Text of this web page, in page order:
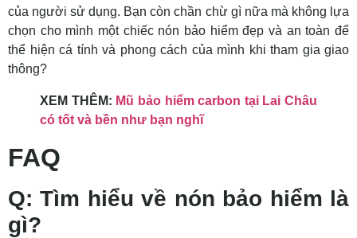
của người sử dụng. Bạn còn chần chừ gì nữa mà không lựa
chọn cho mình một chiếc nón bảo hiểm đẹp và an toàn để
thể hiện cá tính và phong cách của mình khi tham gia giao
thông?
XEM THÊM: Mũ bảo hiểm carbon tại Lai Châu
có tốt và bền như bạn nghĩ
FAQ
Q: Tìm hiểu về nón bảo hiểm là
gì?